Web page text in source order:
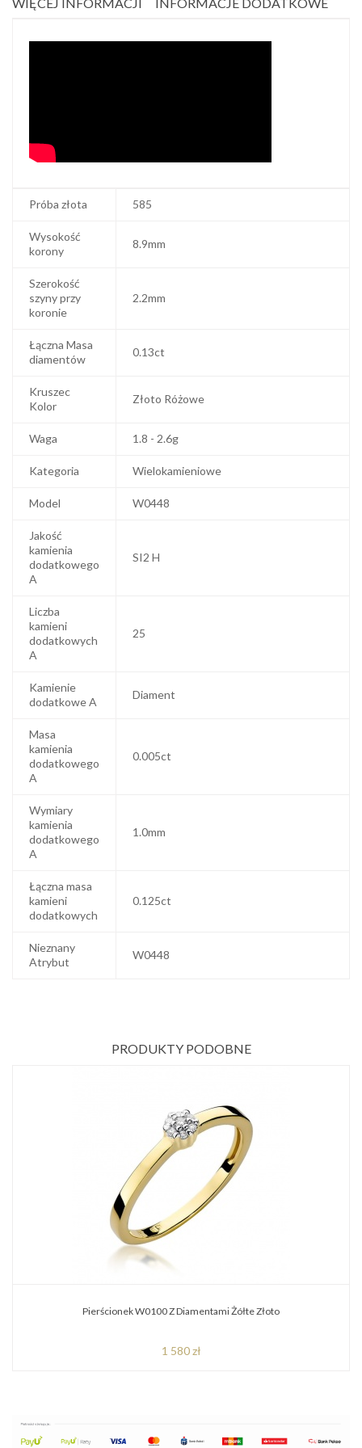
Próba złota 585
Wysokość
korony
8.9mm
Szerokość
szyny przy
koronie
2.2mm
Łączna Masa
diamentów
0.13ct
Kruszec
Kolor
Złoto Różowe
Waga 1.8 - 2.6g
Kategoria Wielokamieniowe
Model W0448
Jakość
kamienia
dodatkowego
A
SI2 H
Liczba
kamieni
dodatkowych
A
25
Kamienie
dodatkowe A
Diament
Masa
kamienia
dodatkowego
A
0.005ct
Wymiary
kamienia
dodatkowego
A
1.0mm
Łączna masa
kamieni
dodatkowych
0.125ct
Nieznany
Atrybut
W0448
PRODUKTY PODOBNE
Pierścionek W0100 Z Diamentami Żółte Złoto
1 580 zł